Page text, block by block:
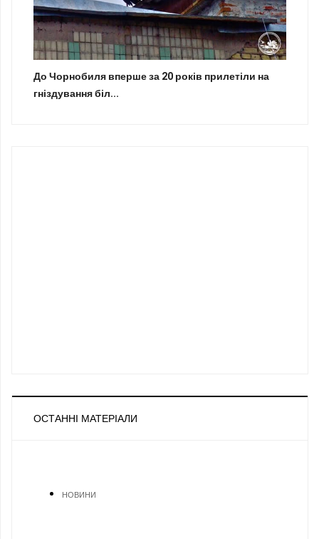
До Чорнобиля вперше за 20 років прилетіли на
гніздування біл...
ОСТАННІ МАТЕРІАЛИ
НОВИНИ